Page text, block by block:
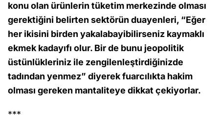
konu olan ürünlerin tüketim merkezinde olması
gerektiğini belirten sektörün duayenleri, “Eğer
her ikisini birden yakalabayibilirseniz kaymaklı
ekmek kadayıfı olur. Bir de bunu jeopolitik
üstünlükleriniz ile zengilenleştirdiğinizde
tadından yenmez” diyerek fuarcılıkta hakim
olması gereken mantaliteye dikkat çekiyorlar.
***